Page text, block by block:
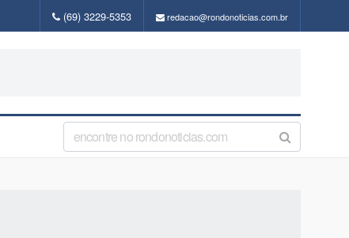
(69) 3229-5353 redacao@rondonoticias.com.br